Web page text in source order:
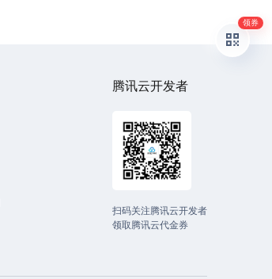
腾讯云开发者
扫码关注腾讯云开发者
领取腾讯云代金券
领券